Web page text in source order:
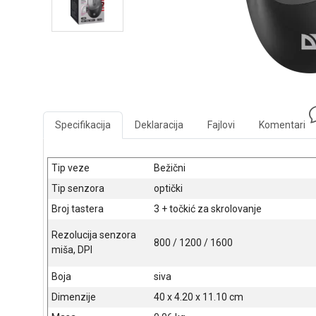
Specifikacija Deklaracija Fajlovi Komentari
Tip veze
Bežični
Tip senzora
optički
Broj tastera
3 + točkić za skrolovanje
Rezolucija senzora
miša, DPI
800 / 1200 / 1600
Boja
siva
Dimenzije
40 x 4.20 x 11.10 cm